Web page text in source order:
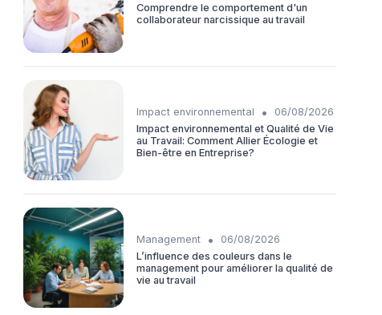
Comprendre le comportement d'un
collaborateur narcissique au travail
Impact environnemental •
06/08/2026
Impact environnemental et Qualité de Vie
au Travail: Comment Allier Écologie et
Bien-être en Entreprise?
Management •
06/08/2026
L’influence des couleurs dans le
management pour améliorer la qualité de
vie au travail